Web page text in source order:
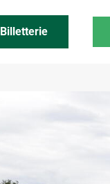
Billetterie